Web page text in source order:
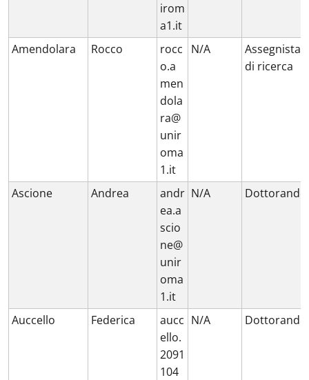
irom
a1.it
Amendolara Rocco
rocc
o.a
men
dola
ra@
unir
oma
1.it
N/A
Assegnista
di ricerca
Ascione Andrea
andr
ea.a
scio
ne@
unir
oma
1.it
N/A Dottorando
Auccello Federica
aucc
ello.
2091
104
N/A Dottorando